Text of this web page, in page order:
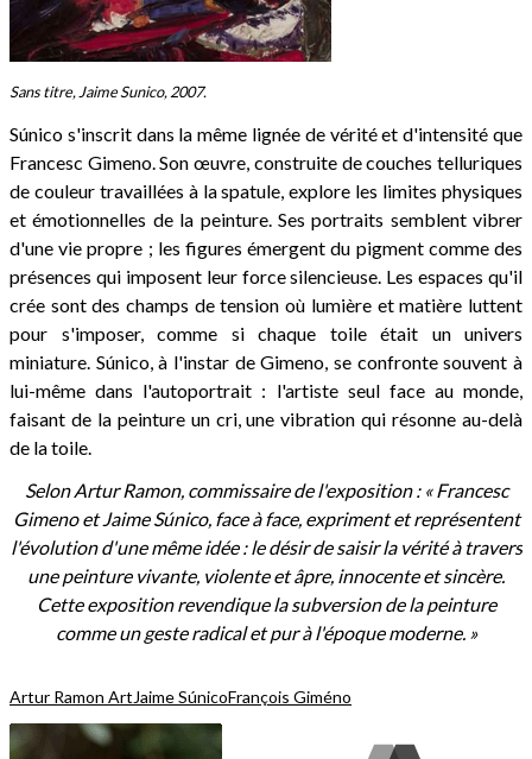
Sans titre, Jaime Sunico, 2007.
Súnico s'inscrit dans la même lignée de vérité et d'intensité que
Francesc Gimeno. Son œuvre, construite de couches telluriques
de couleur travaillées à la spatule, explore les limites physiques
et émotionnelles de la peinture. Ses portraits semblent vibrer
d'une vie propre ; les figures émergent du pigment comme des
présences qui imposent leur force silencieuse. Les espaces qu'il
crée sont des champs de tension où lumière et matière luttent
pour s'imposer, comme si chaque toile était un univers
miniature. Súnico, à l'instar de Gimeno, se confronte souvent à
lui-même dans l'autoportrait : l'artiste seul face au monde,
faisant de la peinture un cri, une vibration qui résonne au-delà
de la toile.
Selon Artur Ramon, commissaire de l'exposition : « Francesc
Gimeno et Jaime Súnico, face à face, expriment et représentent
l'évolution d'une même idée : le désir de saisir la vérité à travers
une peinture vivante, violente et âpre, innocente et sincère.
Cette exposition revendique la subversion de la peinture
comme un geste radical et pur à l'époque moderne. »
Artur Ramon ArtJaime SúnicoFrançois Giméno